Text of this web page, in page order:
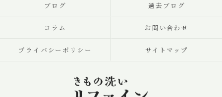
ブログ 過去ブログ
コラム お問い合わせ
プライバシーポリシー サイトマップ